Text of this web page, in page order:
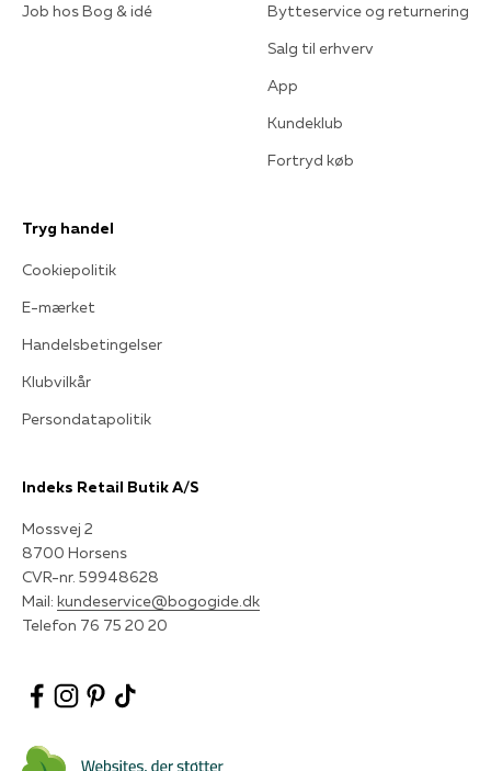
Job hos Bog & idé
Bytteservice og returnering
Salg til erhverv
App
Kundeklub
Fortryd køb
Tryg handel
Cookiepolitik
E-mærket
Handelsbetingelser
Klubvilkår
Persondatapolitik
Indeks Retail Butik A/S
Mossvej 2
8700 Horsens
CVR-nr. 59948628
Mail: kundeservice@bogogide.dk
Telefon 76 75 20 20